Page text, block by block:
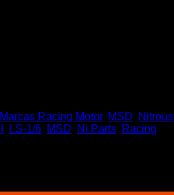
Marcas Racing Motor, MSD
Nitrous
LS-1/6 MSD Ni Parts Racing